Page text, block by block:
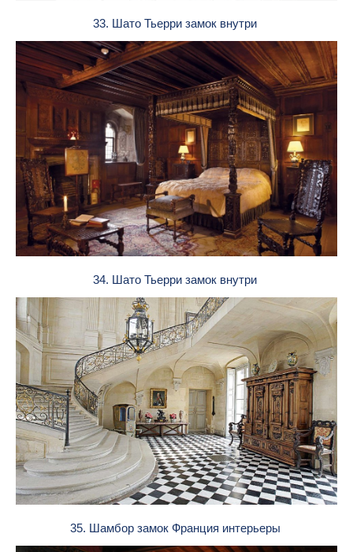
33. Шато Тьерри замок внутри
34. Шато Тьерри замок внутри
35. Шамбор замок Франция интерьеры